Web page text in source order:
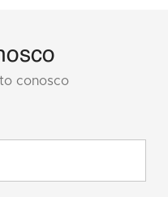
conosco